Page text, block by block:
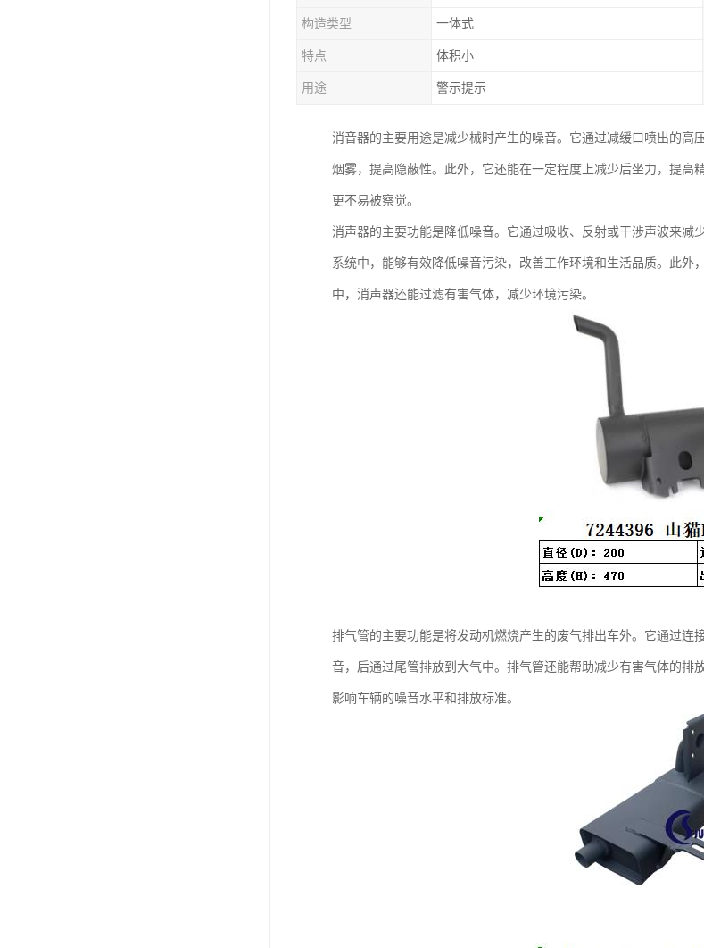
构造类型 一体式
特点 体积小
用途 警示提示
消音器的主要用途是减少械时产生的噪音。它通过减缓口喷出的
烟雾，提高隐蔽性。此外，它还能在一定程度上减少后坐力，提
更不易被察觉。
消声器的主要功能是降低噪音。它通过吸收、反射或干涉声波来
系统中，能够有效降低噪音污染，改善工作环境和生活品质。此
中，消声器还能过滤有害气体，减少环境污染。
排气管的主要功能是将发动机燃烧产生的废气排出车外。它通过
音，后通过尾管排放到大气中。排气管还能帮助减少有害气体的
影响车辆的噪音水平和排放标准。